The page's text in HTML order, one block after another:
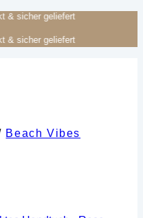
aus Afrika
aus Afrika
Beach Vibes